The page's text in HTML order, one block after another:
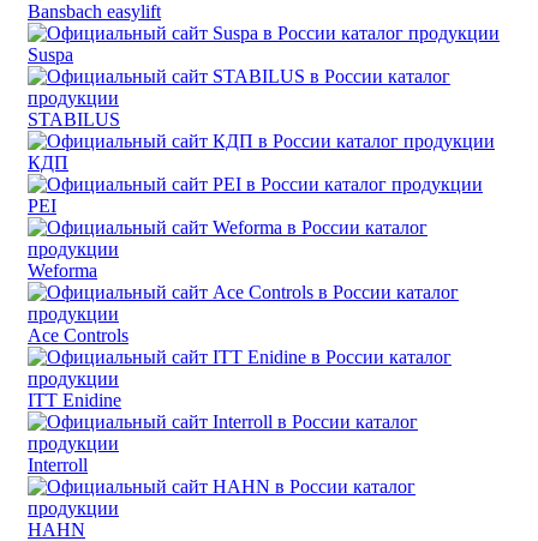
Bansbach easylift
Suspa
STABILUS
КДП
PEI
Weforma
Ace Controls
ITT Enidine
Interroll
HAHN